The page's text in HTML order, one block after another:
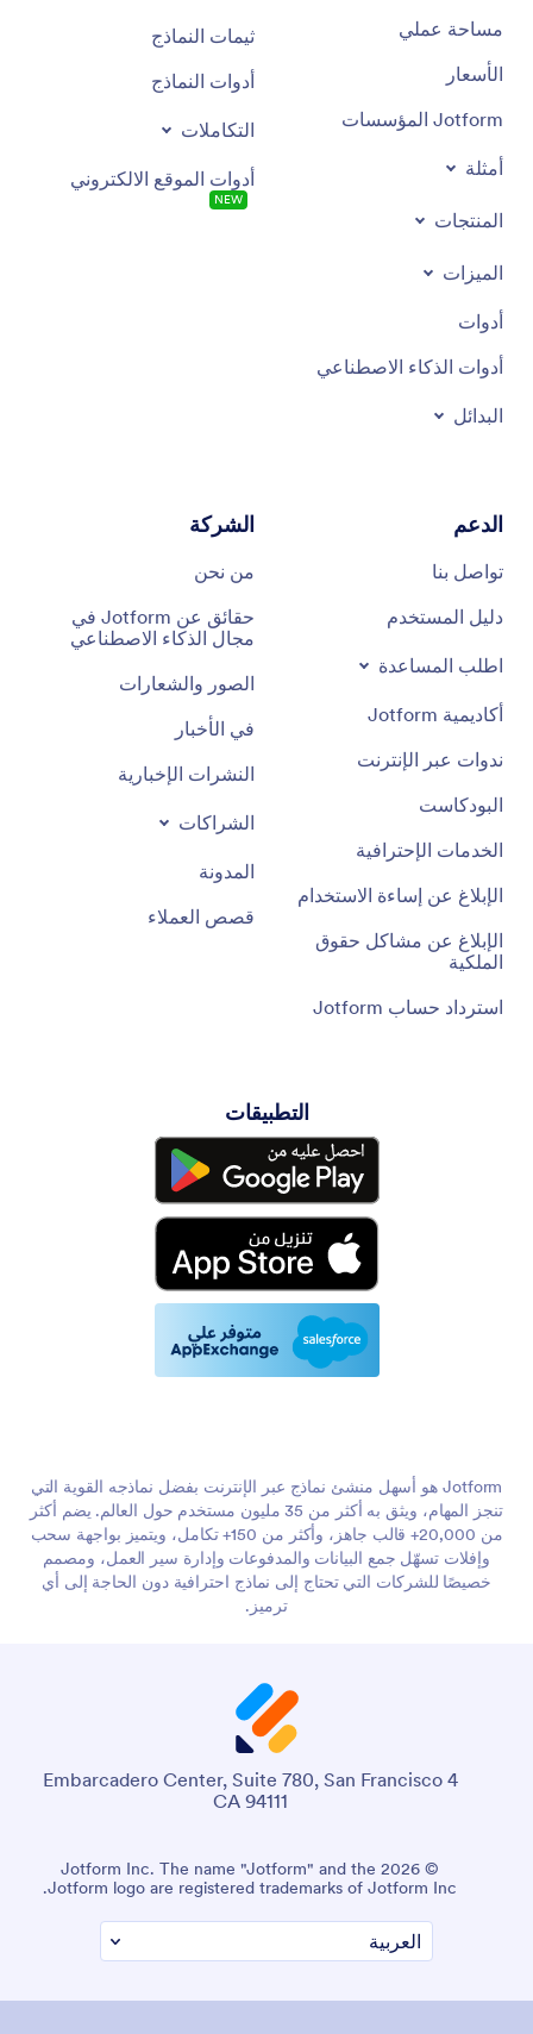
مساحة عملي
الأسعار
Jotform المؤسسات
أمثلة
المنتجات
الميزات
أدوات
أدوات الذكاء الاصطناعي
البدائل
ثيمات النماذج
أدوات النماذج
التكاملات
أدوات الموقع الالكتروني
NEW
الدعم
تواصل بنا
دليل المستخدم
اطلب المساعدة
أكاديمية Jotform
ندوات عبر الإنترنت
البودكاست
الخدمات الإحترافية
الإبلاغ عن إساءة الاستخدام
الإبلاغ عن مشاكل حقوق
الملكية
استرداد حساب Jotform
الشركة
من نحن
حقائق عن Jotform في
مجال الذكاء الاصطناعي
الصور والشعارات
في الأخبار
النشرات الإخبارية
الشراكات
المدونة
قصص العملاء
التطبيقات
Jotform هو أسهل منشئ نماذج عبر الإنترنت بفضل نماذجه القوية التي
تنجز المهام، ويثق به أكثر من 35 مليون مستخدم حول العالم. يضم أكثر
من 20,000+ قالب جاهز، وأكثر من 150+ تكامل، ويتميز بواجهة سحب
وإفلات تسهّل جمع البيانات والمدفوعات وإدارة سير العمل، ومصمم
خصيصًا للشركات التي تحتاج إلى نماذج احترافية دون الحاجة إلى أي
ترميز.
4 Embarcadero Center, Suite 780, San Francisco
CA 94111
© 2026 Jotform Inc. The name "Jotform" and the
Jotform logo are registered trademarks of Jotform Inc.